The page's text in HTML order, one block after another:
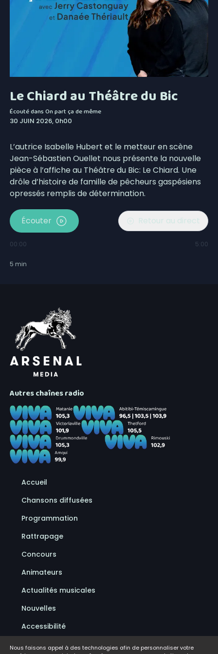
Le Chiard au Théâtre du Bic
Écouté dansOn part ça de même
30 JUIN 2026, 0h00
L’autrice Isabelle Hubert et le metteur en scène
Jean-Sébastien Ouellet nous présente la nouvelle
pièce à l’affiche au Théâtre du Bic: Le Chiard. Une
drôle d’histoire de famille de pêcheurs gaspésiens
opressés remplis de détermination.
Écouter Retour au direct
00:00 5:00
5 min
Autres chaînes radio
Accueil
Chansons diffusées
Programmation
Rattrapage
Concours
Animateurs
Actualités musicales
Nouvelles
Accessibilité
Politique de confidentialité
Nous faisons appel à des technologies afin de personnaliser votre